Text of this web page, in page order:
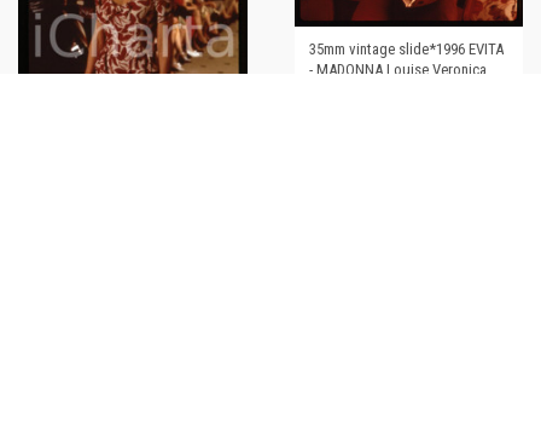
35mm vintage slide*1996 EVITA
- MADONNA Louise Veronica